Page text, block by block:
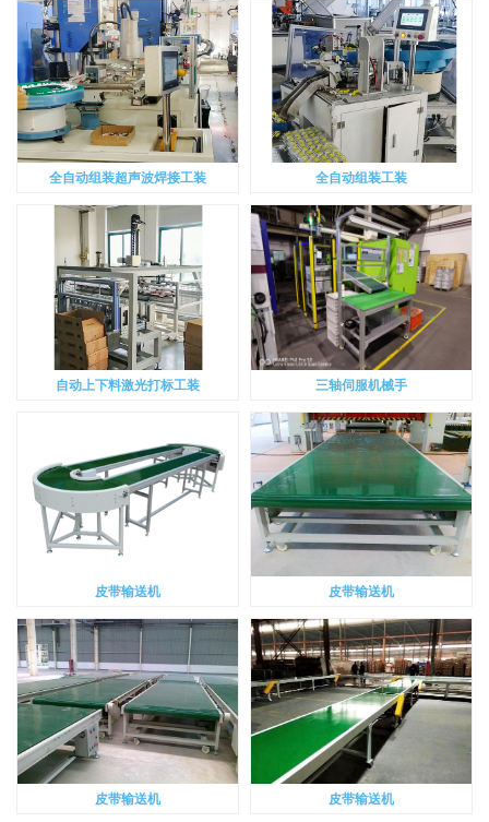
全自动组装超声波焊接工装 全自动组装工装
自动上下料激光打标工装 三轴伺服机械手
皮带输送机 皮带输送机
皮带输送机 皮带输送机